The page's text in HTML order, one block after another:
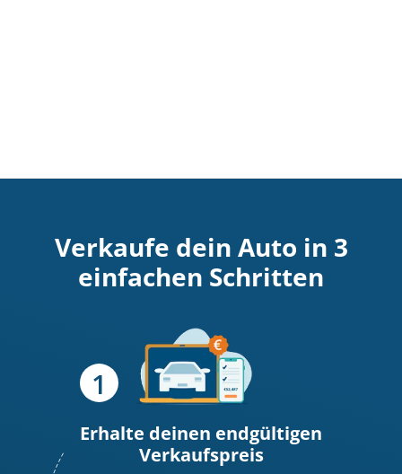
Verkaufe dein Auto in 3
einfachen Schritten
Erhalte deinen endgültigen
Verkaufspreis